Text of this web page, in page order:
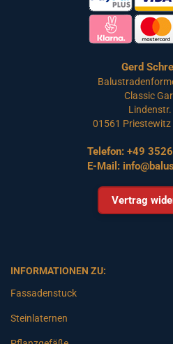
Gerd
Classic
Lindenstr.
01561
Telefon: +49
E-Mail:
Vertrag
INFORMATIONEN ZU:
Fassadenstuck
Steinlaternen